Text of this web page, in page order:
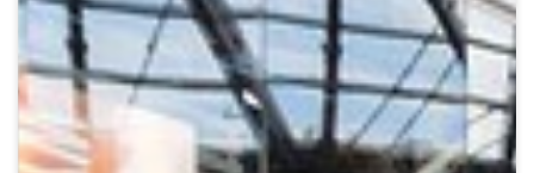
BROKERI
Crypto
Digital payments
TERMENUL ZILEI
Sustainability